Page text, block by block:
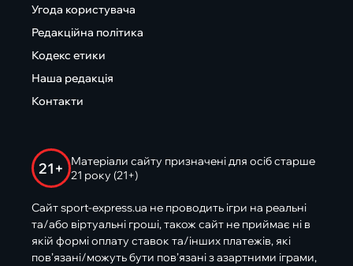
Угода користувача
Редакційна політика
Кодекс етики
Наша редакція
Контакти
21+
Матеріали сайту призначені для осіб старше
21 року (21+)
Сайт sport-express.ua не проводить ігри на реальні
та/або віртуальні гроші, також сайт не приймає ні в
якій формі оплату ставок та/інших платежів, які
пов’язані/можуть бути пов’язані з азартними іграми,